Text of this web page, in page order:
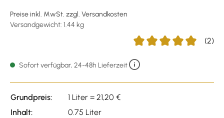
Preise inkl. MwSt. zzgl. Versandkosten
Versandgewicht: 1.44 kg
(2)
Sofort verfügbar, 24-48h Lieferzeit
Grundpreis:
1 Liter = 21,20 €
Inhalt:
0.75 Liter